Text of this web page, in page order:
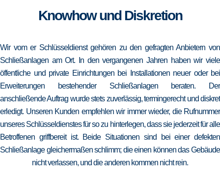
Knowhow und Diskretion
Wir vom er Schlüsseldienst gehören zu den gefragten Anbietern von
Schließanlagen am Ort. In den vergangenen Jahren haben wir viele
öffentliche und private Einrichtungen bei Installationen neuer oder bei
Erweiterungen bestehender Schließanlagen beraten. Der
anschließende Auftrag wurde stets zuverlässig, termingerecht und diskret
erledigt. Unseren Kunden empfehlen wir immer wieder, die Rufnummer
unseres Schlüsseldienstes für so zu hinterlegen, dass sie jederzeit für alle
Betroffenen griffbereit ist. Beide Situationen sind bei einer defekten
Schließanlage gleichermaßen schlimm; die einen können das Gebäude
nicht verlassen, und die anderen kommen nicht rein.